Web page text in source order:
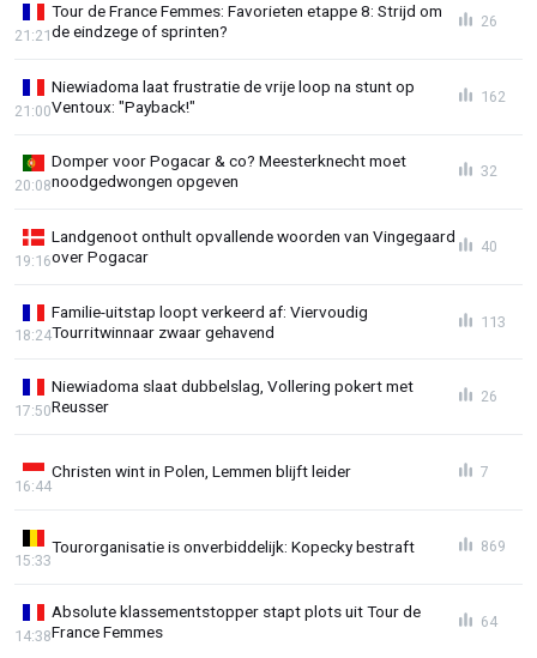
Tour de France Femmes: Favorieten etappe 8: Strijd om
de eindzege of sprinten?
21:21
26
Niewiadoma laat frustratie de vrije loop na stunt op
Ventoux: "Payback!"
21:00
162
Domper voor Pogacar & co? Meesterknecht moet
noodgedwongen opgeven
20:08
32
Landgenoot onthult opvallende woorden van Vingegaard
over Pogacar
19:16
40
Familie-uitstap loopt verkeerd af: Viervoudig
Tourritwinnaar zwaar gehavend
18:24
113
Niewiadoma slaat dubbelslag, Vollering pokert met
Reusser
17:50
26
Christen wint in Polen, Lemmen blijft leider
16:44
7
Tourorganisatie is onverbiddelijk: Kopecky bestraft
15:33
869
Absolute klassementstopper stapt plots uit Tour de
France Femmes
14:38
64